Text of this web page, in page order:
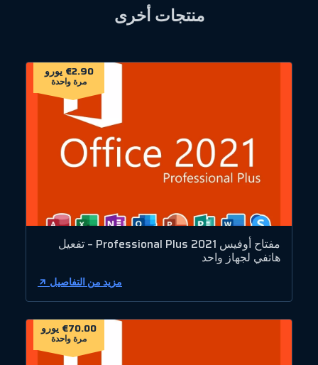
منتجات أخرى
€2.90 يورو
مرة واحدة
مفتاح أوفيس 2021 Professional Plus – تفعيل
هاتفي لجهاز واحد
مزيد من التفاصيل
€70.00 يورو
مرة واحدة